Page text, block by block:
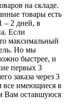
на складе.
товары есть
– 2 дней, в
Если
максимальный
Но мы
быстрее, и
первых 3
заказа через 3
все имеющиеся в
Вам оставшуюся